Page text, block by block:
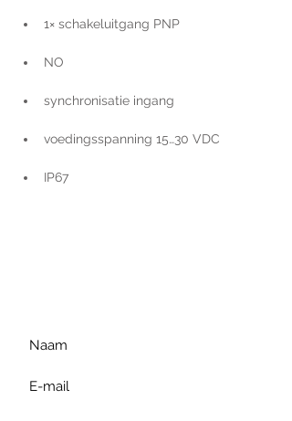
1× schakeluitgang PNP
NO
synchronisatie ingang
voedingsspanning 15…30 VDC
IP67